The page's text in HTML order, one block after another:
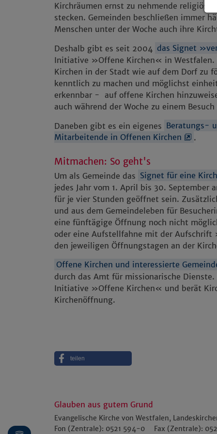
Kirchräumen ernst zu nehmende religiöse
stecken. Gemeinden beschließen immer
Menschen unter der Woche auch ihre
Deshalb gibt es seit 2004 das Signet
Initiative »Offene Kirchen« in Westfalen.
Kirchen in der Stadt wie auf dem Dorf zu
kenntlich zu machen und möglichst
erkennbar - auf offene Kirchen
auch während der Woche zu einem
Daneben gibt es ein eigenes Beratungs-
Mitarbeitende in Offenen Kirchen
.
Mitmachen: So geht's
Um als Gemeinde das Signet für eine
jedes Jahr vom 1. April bis 30. September
für je vier Stunden geöffnet sein.
und aus dem Gemeindeleben für
eine fünftägige Öffnung noch nicht
oder eine Aufstellfahne mit der
den jeweiligen Öffnungstagen an der
Offene Kirchen und interessierte
durch das Amt für missionarische
Initiative »Offene Kirchen« und berät
Kirchenöffnung.
teilen
Glauben aus gutem Grund
Evangelische Kirche von Westfalen,
Fon (Zentrale): 0521 594-0 Fax (Zentrale):